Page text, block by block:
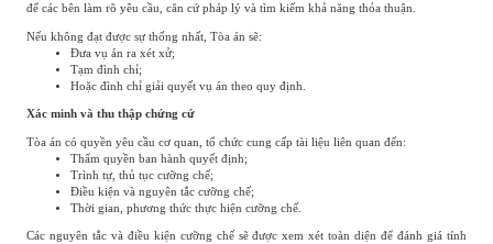
để các bên làm rõ yêu cầu, căn cứ pháp lý và tìm kiếm khả năng thỏa thuận.
Nếu không đạt được sự thống nhất, Tòa án sẽ:
Đưa vụ án ra xét xử;
Tạm đình chỉ;
Hoặc đình chỉ giải quyết vụ án theo quy định.
Xác minh và thu thập chứng cứ
Tòa án có quyền yêu cầu cơ quan, tổ chức cung cấp tài liệu liên quan đến:
Thẩm quyền ban hành quyết định;
Trình tự, thủ tục cưỡng chế;
Điều kiện và nguyên tắc cưỡng chế;
Thời gian, phương thức thực hiện cưỡng chế.
Các nguyên tắc và điều kiện cưỡng chế sẽ được xem xét toàn diện để đánh giá tính